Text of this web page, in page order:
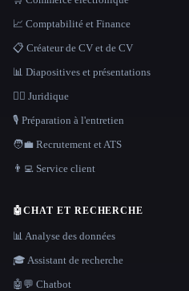
📈 Comptabilité et Finance
📋 Créateur de CV et de CV
📊 Diapositives et présentations
👩‍⚖️ Juridique
🎙️ Préparation à l'entretien
🧑‍💼 Recrutement et ATS
👨‍💻 Service client
🤖CHAT ET RECHERCHE
📊 Analyse des données
🎓 Assistant de recherche
🤖💬 Chatbot